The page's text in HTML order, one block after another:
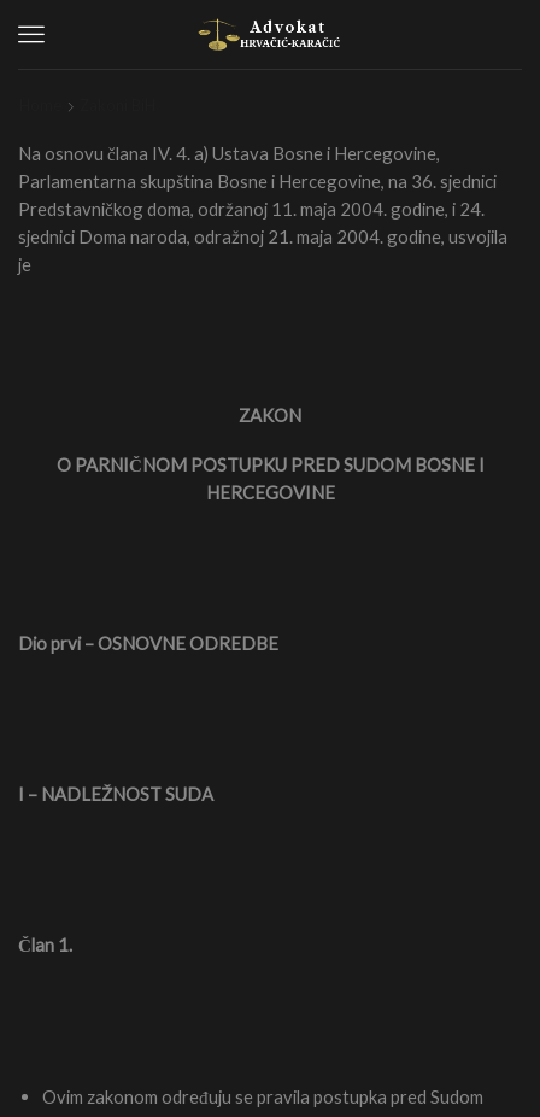
Menu
Na osnovu člana IV. 4. a) Ustava Bosne i Hercegovine,
Parlamentarna skupština Bosne i Hercegovine, na 36. sjednici
Predstavničkog doma, održanoj 11. maja 2004. godine, i 24.
sjednici Doma naroda, odražnoj 21. maja 2004. godine, usvojila
je
ZAKON
O PARNIČNOM POSTUPKU PRED SUDOM BOSNE I
HERCEGOVINE
Dio prvi – OSNOVNE ODREDBE
I – NADLEŽNOST SUDA
Član 1.
Ovim zakonom određuju se pravila postupka pred Sudom